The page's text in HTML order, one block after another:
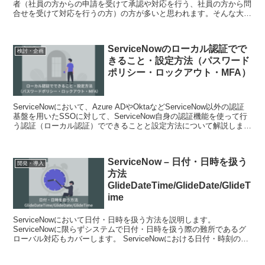
者（社員の方からの申請を受けて承認や対応を行う、社員の方から問
合せを受けて対応を行うの方）の方が多いと思われます。そんな大多
検討・企画
ServiceNowのローカル認証でで
きること・設定方法（パスワード
ポリシー・ロックアウト・MFA）
ServiceNowにおいて、Azure ADやOktaなどServiceNow以外の認証
基盤を用いたSSOに対して、ServiceNow自身の認証機能を使って行
う認証（ローカル認証）でできることと設定方法について解説しま
開発・導入
ServiceNow – 日付・日時を扱う
方法
GlideDateTime/GlideDate/GlideT
ime
ServiceNowにおいて日付・日時を扱う方法を説明します。
ServiceNowに限らずシステムで日付・日時を扱う際の難所であるグ
ローバル対応もカバーします。 ServiceNowにおける日付・時刻の基